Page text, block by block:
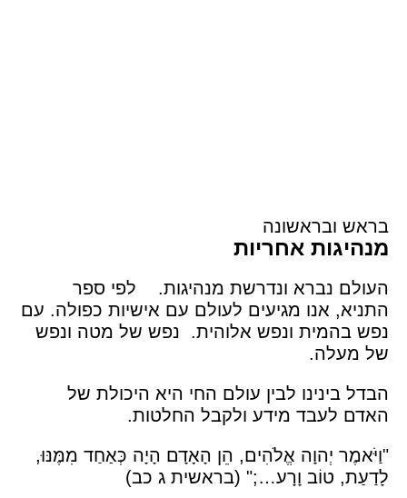
בראש ובראשונה
מנהיגות אחריות
העולם נברא ונדרשת מנהיגות. לפי ספר
התניא, אנו מגיעים לעולם עם אישיות כפולה. עם
נפש בהמית ונפש אלוהית. נפש של מטה ונפש
של מעלה.
הבדל בינינו לבין עולם החי היא היכולת של
האדם לעבד מידע ולקבל החלטות.
"וַיֹּאמֶר יְהוָה אֱלֹהִים, הֵן הָאָדָם הָיָה כְּאַחַד מִמֶּנּוּ,
לָדַעַת, טוֹב וָרָע…;" (בראשית ג כב)